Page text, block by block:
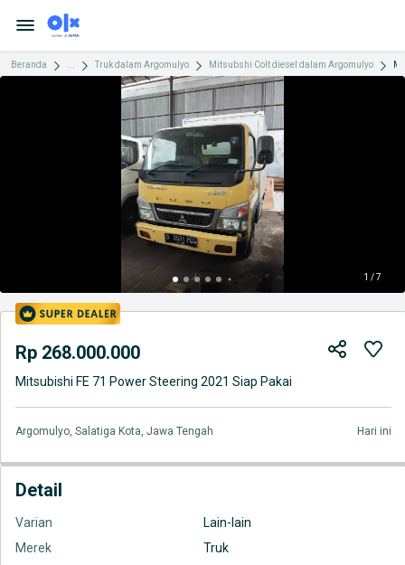
Beranda Truk dalam Argomulyo Mitsubshi Colt diesel dalam Argomulyo
1 / 7
Rp 268.000.000
Mitsubishi FE 71 Power Steering 2021 Siap Pakai
Argomulyo, Salatiga Kota, Jawa Tengah Hari ini
Detail
Varian
Lain-lain
Merek
Truk